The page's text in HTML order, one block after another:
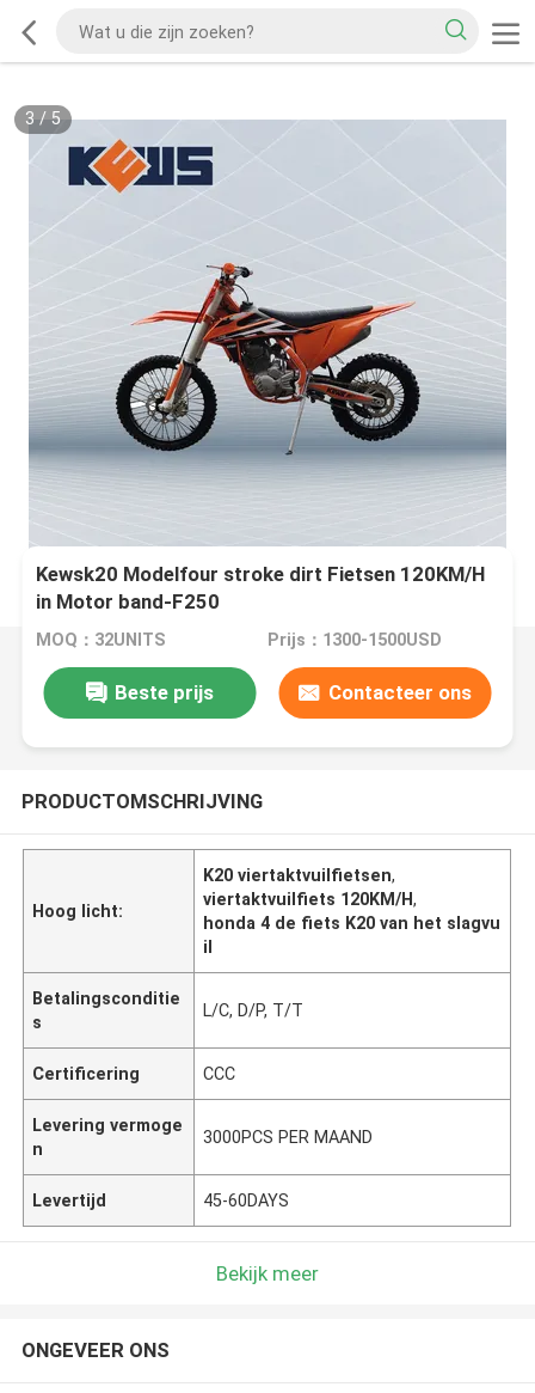
3/5
Kewsk20 Modelfour stroke dirt Fietsen 120KM/H
in Motor band-F250
MOQ：32UNITS Prijs：1300-1500USD
Beste prijs Contacteer ons
PRODUCTOMSCHRIJVING
Hoog licht:
K20 viertaktvuilfietsen,
viertaktvuilfiets 120KM/H,
honda 4 de fiets K20 van het slagvu
il
Betalingsconditie
s
L/C, D/P, T/T
Certificering CCC
Levering vermoge
n
3000PCS PER MAAND
Levertijd 45-60DAYS
Bekijk meer
ONGEVEER ONS